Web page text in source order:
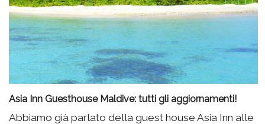
Asia Inn Guesthouse Maldive: tutti gli aggiornamenti!
Abbiamo già parlato della guest house Asia Inn alle